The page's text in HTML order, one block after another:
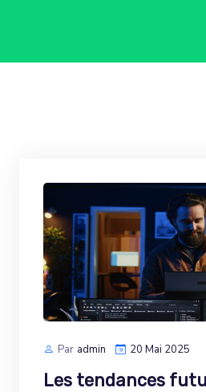
Par Admin 20 Mai 2025
Les tendances